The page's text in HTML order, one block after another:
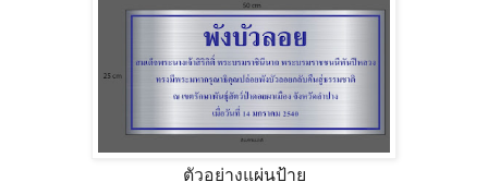
ตัวอย่างแผ่นป้าย